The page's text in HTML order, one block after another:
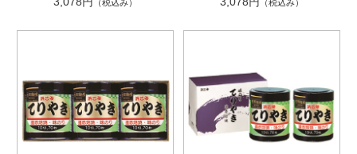
（税込み） （税込み）